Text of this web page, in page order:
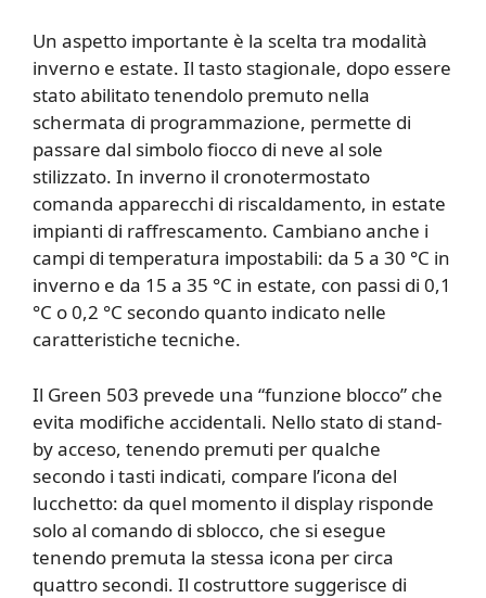
Un aspetto importante è la scelta tra modalità
inverno e estate. Il tasto stagionale, dopo essere
stato abilitato tenendolo premuto nella
schermata di programmazione, permette di
passare dal simbolo fiocco di neve al sole
stilizzato. In inverno il cronotermostato
comanda apparecchi di riscaldamento, in estate
impianti di raffrescamento. Cambiano anche i
campi di temperatura impostabili: da 5 a 30 °C in
inverno e da 15 a 35 °C in estate, con passi di 0,1
°C o 0,2 °C secondo quanto indicato nelle
caratteristiche tecniche.
Il Green 503 prevede una “funzione blocco” che
evita modifiche accidentali. Nello stato di stand-
by acceso, tenendo premuti per qualche
secondo i tasti indicati, compare l’icona del
lucchetto: da quel momento il display risponde
solo al comando di sblocco, che si esegue
tenendo premuta la stessa icona per circa
quattro secondi. Il costruttore suggerisce di